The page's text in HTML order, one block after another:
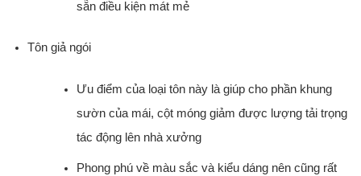
sẵn điều kiện mát mẻ
Tôn giả ngói
Ưu điểm của loại tôn này là giúp cho phần khung
sườn của mái, cột móng giảm được lượng tải trọng
tác động lên nhà xưởng
Phong phú về màu sắc và kiểu dáng nên cũng rất